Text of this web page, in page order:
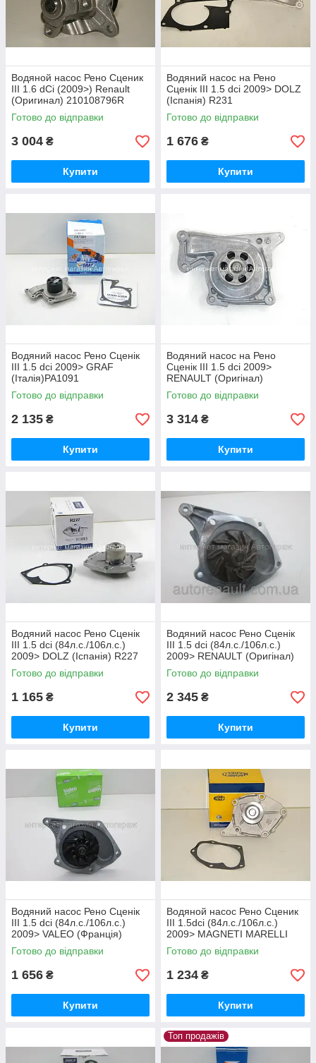
Водяной насос Рено Сценик
III 1.6 dCi (2009>) Renault
(Оригинал) 210108796R
Готово до відправки
3 004 ₴
Купити
Водяний насос на Рено
Сценік III 1.5 dci 2009> DOLZ
(Іспанія) R231
Готово до відправки
1 676 ₴
Купити
Водяний насос Рено Сценік
III 1.5 dci 2009> GRAF
(Італія)PA1091
Готово до відправки
2 135 ₴
Купити
Водяний насос на Рено
Сценік III 1.5 dci 2009>
RENAULT (Оригінал)
210107852R
Готово до відправки
3 314 ₴
Купити
Водяний насос Рено Сценік
III 1.5 dci (84л.с./106л.с.)
2009> DOLZ (Іспанія) R227
Готово до відправки
1 165 ₴
Купити
Водяний насос Рено Сценік
III 1.5 dci (84л.с./106л.с.)
2009> RENAULT (Оригінал)
7701478031
Готово до відправки
2 345 ₴
Купити
Водяний насос Рено Сценік
III 1.5 dci (84л.с./106л.с.)
2009> VALEO (Франція)
506863
Готово до відправки
1 656 ₴
Купити
Водяной насос Рено Сценик
III 1.5dci (84л.с./106л.с.)
2009> MAGNETI MARELLI
(Италия) 352316170998
Готово до відправки
1 234 ₴
Купити
Топ продажів